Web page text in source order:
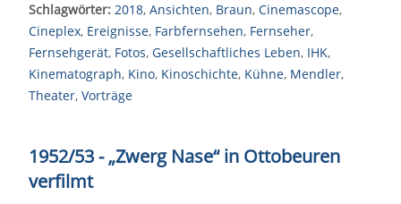
Schlagwörter: 2018, Ansichten, Braun, Cinemascope,
Cineplex, Ereignisse, Farbfernsehen, Fernseher,
Fernsehgerät, Fotos, Gesellschaftliches Leben, IHK,
Kinematograph, Kino, Kinoschichte, Kühne, Mendler,
Theater, Vorträge
1952/53 - „Zwerg Nase“ in Ottobeuren
verfilmt